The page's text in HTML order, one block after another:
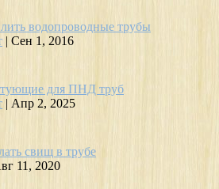
водопроводные трубы
| Сен 1, 2016
для ПНД труб
| Апр 2, 2025
свищ в трубе
11, 2020